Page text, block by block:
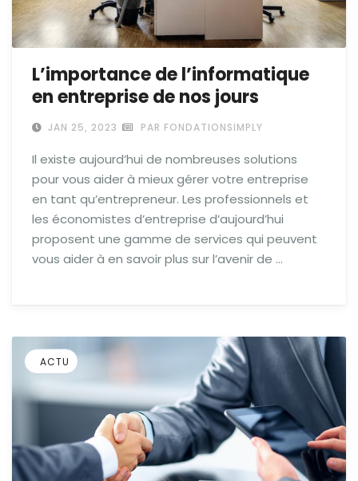
L’importance de l’informatique
en entreprise de nos jours
JAN 25, 2023 PAR FONDATIONSIMPLY
Il existe aujourd’hui de nombreuses solutions
pour vous aider à mieux gérer votre entreprise
en tant qu’entrepreneur. Les professionnels et
les économistes d’entreprise d’aujourd’hui
proposent une gamme de services qui peuvent
vous aider à en savoir plus sur l’avenir de …
ACTU